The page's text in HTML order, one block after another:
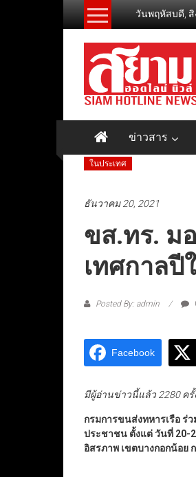
วันพฤหัสบดี, สิ
ข่าวสาร
ในประเทศ
ธันวาคม 20, 2021
ขส.ทร. ม
เทศกาลปี
Posted By: admin
Facebook
มีผู้อ่านข่าวนี้แล้ว 2280 ครั้
กรมการขนส่งทหารเรือ ร่
ประชาชน ตั้งแต่ วันที่ 20-
อิสรภาพ เขตบางกอกน้อย